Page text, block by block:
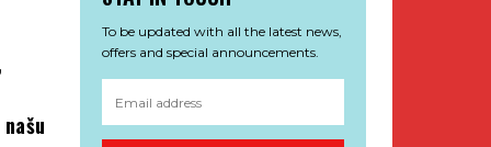
To be updated with all the latest news,
offers and special announcements.